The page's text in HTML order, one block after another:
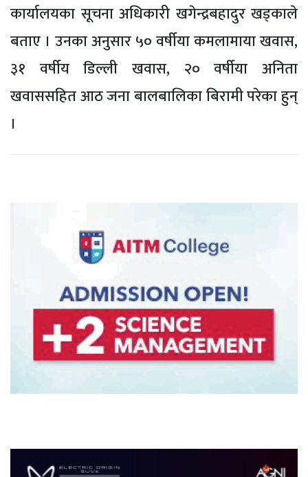
कार्यालयका सूचना अधिकारी खगेन्द्रबहादुर खड्काले
बताए । उनका अनुसार ५० वर्षीया कमलामाया खवास,
३१ वर्षीय डिल्ली खवास, २० वर्षीया अनिता
खवाससहित आठ जना बालबालिका बिरामी परेका हुन्
।